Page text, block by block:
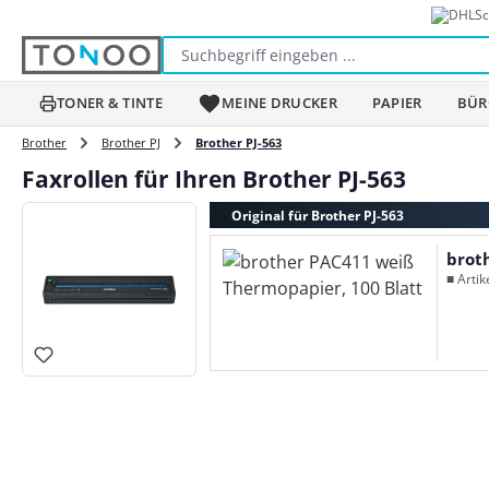
TONER & TINTE MEINE DRUCKER PAPIER
Brother Brother PJ Brother PJ-563
Faxrollen für Ihren Brother PJ-563
Original für Brother PJ-563
■